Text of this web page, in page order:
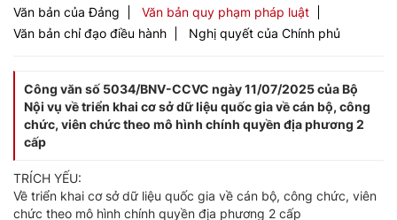
Văn bản của Đảng
Văn bản quy phạm pháp luật
Văn bản chỉ đạo điều hành
Nghị quyết của Chính phủ
Công văn số 5034/BNV-CCVC ngày 11/07/2025 của Bộ
Nội vụ về triển khai cơ sở dữ liệu quốc gia về cán bộ, công
chức, viên chức theo mô hình chính quyền địa phương 2
cấp
TRÍCH YẾU:
Về triển khai cơ sở dữ liệu quốc gia về cán bộ, công chức, viên
chức theo mô hình chính quyền địa phương 2 cấp